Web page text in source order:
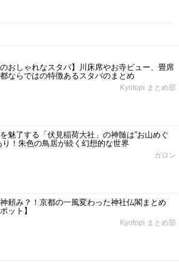
のおしゃれなスタバ】川床席やお寺ビュー、畳席
ならではの特徴あるスタバのまとめ
Kyotopi まとめ部
魅了する「伏見稲荷大社」の神髄は”お山めぐ
り！朱色の鳥居が続く幻想的な世界
ガロン
頼み？！京都の一風変わった神社仏閣まとめ
ット】
Kyotopi まとめ部